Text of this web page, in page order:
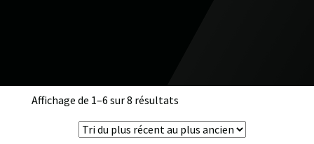
Affichage de 1–6 sur 8 résultats
du